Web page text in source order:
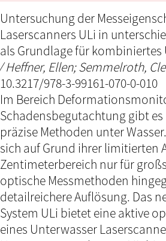
Untersuchung der
Laserscanners ULi in
als Grundlage für
Heffner, Ellen; Semmelroth,
10.3217/978-3-99161-070-0-010
Im Bereich
Schadensbegutachtung gibt
präzise Methoden unter
sich auf Grund ihrer limitierten
Zentimeterbereich nur für
optische Messmethoden
detailreichere Auflösung. Das
System ULi bietet eine aktive
eines Unterwasser